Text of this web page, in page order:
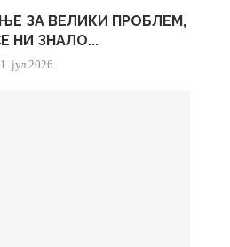
ЗА ВЕЛИКИ ПРОБЛЕМ,
НИ ЗНАЛО...
јул 2026.